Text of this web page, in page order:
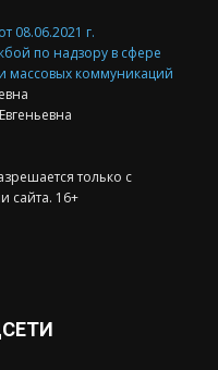
08.06.2021 г.
по надзору в сфере
массовых коммуникаций
только с
сайта. 16+